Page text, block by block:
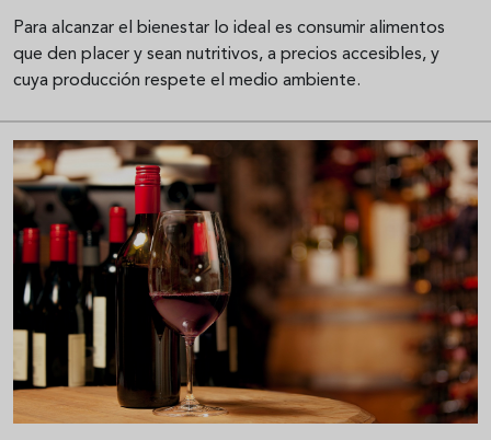
Para alcanzar el bienestar lo ideal es consumir alimentos
que den placer y sean nutritivos, a precios accesibles, y
cuya producción respete el medio ambiente.